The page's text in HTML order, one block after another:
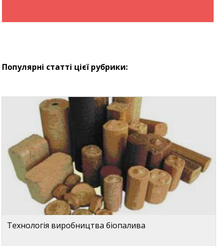
Популярні статті цієї рубрики:
Технологія виробництва біопалива